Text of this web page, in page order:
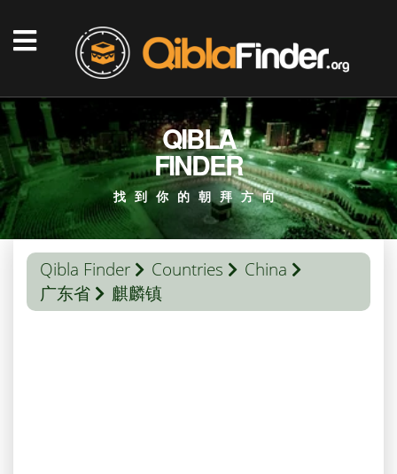
QIBLA
FINDER
找到你的朝拜方向
Qibla Finder Countries
China
广东省
麒麟镇